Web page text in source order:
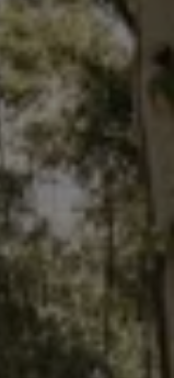
plan prepagado >
incluídos